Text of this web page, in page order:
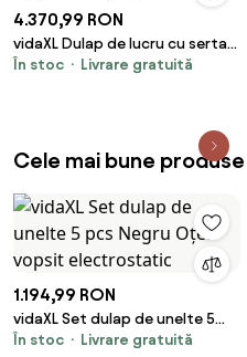
4.370,99 RON
vidaXL Dulap de lucru cu sertar
10 pcs Negru Lemn ingineresc și
În stoc Livrare gratuită
Cele mai bune produse
1.194,99 RON
vidaXL Set dulap de unelte 5
pcs Negru Oțel vopsit
În stoc Livrare gratuită